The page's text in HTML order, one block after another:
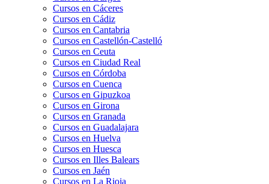
Cursos en Cáceres
Cursos en Cádiz
Cursos en Cantabria
Cursos en Castellón-Castelló
Cursos en Ceuta
Cursos en Ciudad Real
Cursos en Córdoba
Cursos en Cuenca
Cursos en Gipuzkoa
Cursos en Girona
Cursos en Granada
Cursos en Guadalajara
Cursos en Huelva
Cursos en Huesca
Cursos en Illes Balears
Cursos en Jaén
Cursos en La Rioja